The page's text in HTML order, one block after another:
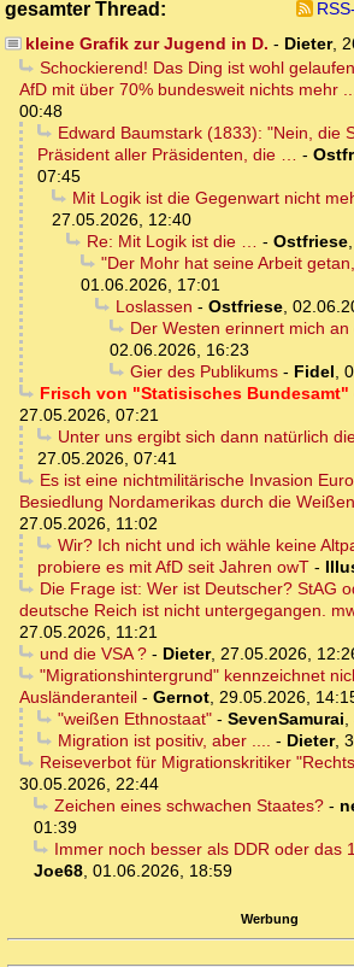
gesamter Thread:
kleine Grafik zur Jugend in D. - Dieter,
Schockierend! Das Ding ist wohl
AfD mit über 70% bundesweit nichts mehr
00:48
Edward Baumstark (1833): "Nein, die
Präsident aller Präsidenten, die … -
07:45
Mit Logik ist die Gegenwart nicht
27.05.2026, 12:40
Re: Mit Logik ist die … - Ostfriese,
"Der Mohr hat seine Arbeit
01.06.2026, 17:01
Loslassen - Ostfriese,
Der Westen erinnert mich an
02.06.2026, 16:23
Gier des Publikums- Fidel,
Frisch von "Statisisches Bundesamt"
27.05.2026, 07:21
Unter uns ergibt sich dann natürlich
27.05.2026, 07:41
Es ist eine nichtmilitärische Invasion
Besiedlung Nordamerikas durch die Weißen
27.05.2026, 11:02
Wir? Ich nicht und ich wähle keine
probiere es mit AfD seit Jahren owT -
Die Frage ist: Wer ist Deutscher? StAG
deutsche Reich ist nicht untergegangen.
27.05.2026, 11:21
und die VSA ?- Dieter, 27.05.2026,
"Migrationshintergrund" kennzeichnet
Ausländeranteil - Gernot, 29.05.2026,
"weißen Ethnostaat"- SevenSamurai,
Migration ist positiv, aber .... - Dieter,
Reiseverbot für Migrationskritiker
30.05.2026, 22:44
Zeichen eines schwachen Staates?-
01:39
Immer noch besser als DDR oder das
Joe68, 01.06.2026, 18:59
Werbung